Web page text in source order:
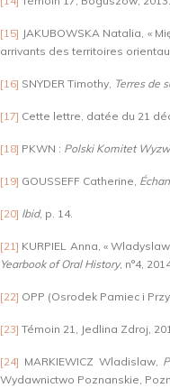
[15] JAKUBOWSKA Natalia, «
arrivants des territoires
[16] SNYDER Timothy, Terres de
[17] Cette lettre, datée du 21
[18] PKWN : Polski Komitet
[19] GOUSSEFF Catherine,
[20] Ibid, p. 14.
[21] KURPIEL Anna, «
Yearbook of Oral History, n°4,
[22] OPP (Osrodek Pamiec i
[23] Témoin 21, Jedlina Zdroj,
[24] MARKIEWICZ Wladislaw,
Wydawnictwo Poznanskie,